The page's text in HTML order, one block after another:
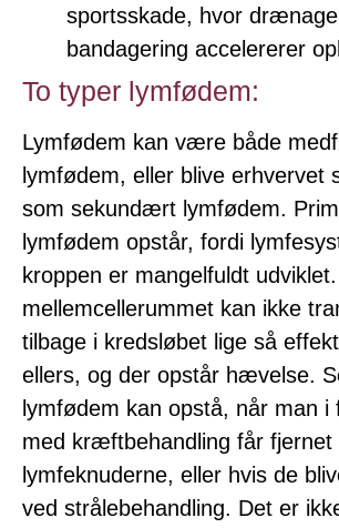
sportsskade, hvor
bandagering accelererer
To typer lymfødem:
Lymfødem kan være både
lymfødem, eller blive erhvervet
som sekundært lymfødem.
lymfødem opstår, fordi
kroppen er mangelfuldt
mellemcellerummet kan ikke
tilbage i kredsløbet lige så
ellers, og der opstår hævelse.
lymfødem kan opstå, når man i
med kræftbehandling får fjernet
lymfeknuderne, eller hvis de
ved strålebehandling. Det er